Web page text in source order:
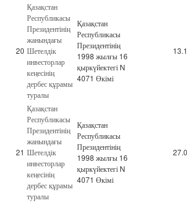
20
Қазақстан
Республикасы
Президентінің
жанындағы
Шетелдік
инвесторлар
кеңесінің
дербес құрамы
туралы
Қазақстан
Республикасы
Президентінің
1998 жылғы 16
қыркүйектегі N
4071 Өкімі
21
Қазақстан
Республикасы
Президентінің
жанындағы
Шетелдік
инвесторлар
кеңесінің
дербес құрамы
туралы
Қазақстан
Республикасы
Президентінің
1998 жылғы 16
қыркүйектегі N
4071 Өкімі